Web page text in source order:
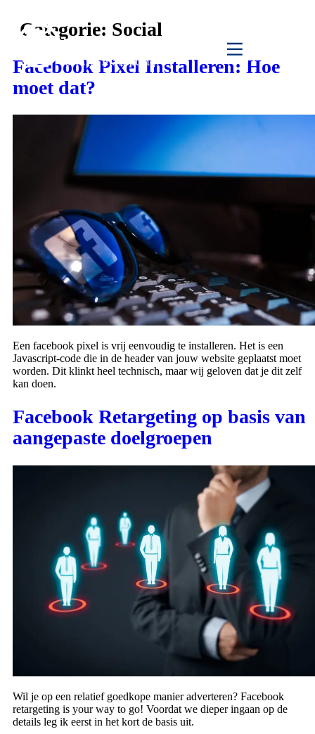
Categorie: Social
Facebook Pixel Installeren: Hoe
moet dat?
Een facebook pixel is vrij eenvoudig te installeren. Het is een
Javascript-code die in de header van jouw website geplaatst moet
worden. Dit klinkt heel technisch, maar wij geloven dat je dit zelf
kan doen.
Facebook Retargeting op basis van
aangepaste doelgroepen
Wil je op een relatief goedkope manier adverteren? Facebook
retargeting is your way to go! Voordat we dieper ingaan op de
details leg ik eerst in het kort de basis uit.